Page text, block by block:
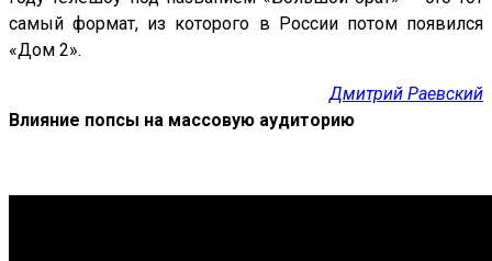
самый формат, из которого в России потом появился
«Дом 2».
Дмитрий Раевский
Влияние попсы на массовую аудиторию